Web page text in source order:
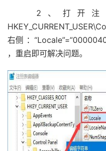
2、打开注
右侧 ：
，重启即可解决问题。